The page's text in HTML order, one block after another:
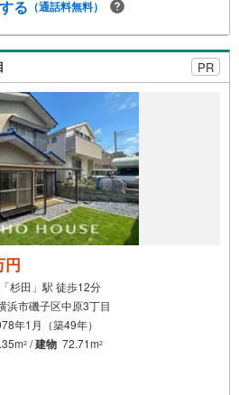
る （通話料無料）
PR
円
杉田」駅 徒歩12分
浜市磯子区中原3丁目
年1月（築49年）
2 /建物 72.71m2